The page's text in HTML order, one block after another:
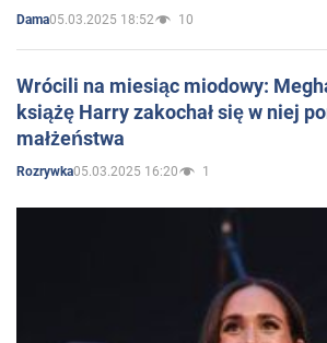
Dama05.03.2025 18:52 10
Wrócili na miesiąc miodowy:
książę Harry zakochał się w niej
małżeństwa
Rozrywka05.03.2025 16:20 1